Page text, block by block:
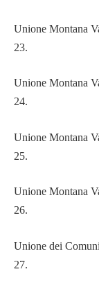
Unione Montana
23.
Unione Montana
24.
Unione Montana
25.
Unione Montana
26.
Unione dei
27.